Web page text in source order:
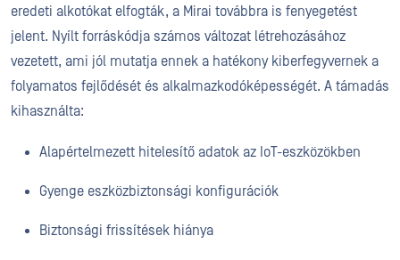
eredeti alkotókat elfogták, a Mirai továbbra is fenyegetést
jelent. Nyílt forráskódja számos változat létrehozásához
vezetett, ami jól mutatja ennek a hatékony kiberfegyvernek a
folyamatos fejlődését és alkalmazkodóképességét. A támadás
kihasználta:
Alapértelmezett hitelesítő adatok az IoT-eszközökben
Gyenge eszközbiztonsági konfigurációk
Biztonsági frissítések hiánya